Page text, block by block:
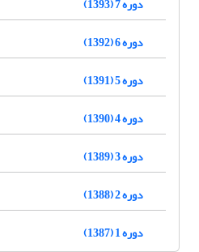
دوره 6 (1392)
دوره 5 (1391)
دوره 4 (1390)
دوره 3 (1389)
دوره 2 (1388)
دوره 1 (1387)